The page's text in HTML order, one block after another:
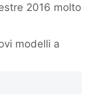
2016 molto
modelli a